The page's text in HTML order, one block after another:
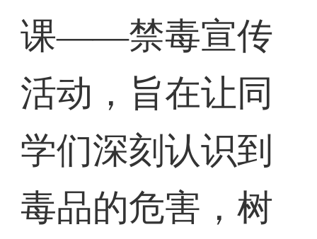
课——禁毒宣传
活动，旨在让同
学们深刻认识到
毒品的危害，树